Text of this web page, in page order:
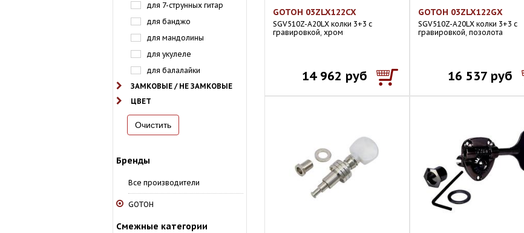
для 7-струнных гитар
для банджо
для мандолины
для укулеле
для балалайки
ЗАМКОВЫЕ / НЕ ЗАМКОВЫЕ
ЦВЕТ
Бренды
Все производители
GOTOH
Смежные категории
GOTOH 03ZLX122CX
SGV510Z-A20LX колки 3+3 с
гравировкой, хром
14 962 руб
GOTOH 03ZLX122GX
SGV510Z-A20LX колки 3+3 с
гравировкой, позолота
16 537 руб